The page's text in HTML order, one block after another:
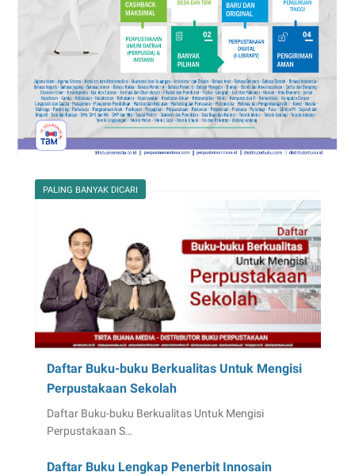
PALING BANYAK DICARI
Daftar Buku-buku Berkualitas Untuk Mengisi
Perpustakaan Sekolah
Daftar Buku-buku Berkualitas Untuk Mengisi
Perpustakaan S…
Daftar Buku Lengkap Penerbit Innosain